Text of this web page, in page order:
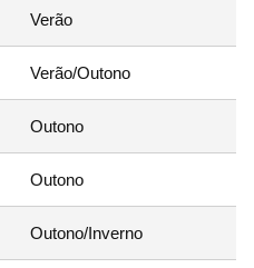
Verão
Verão/Outono
Outono
Outono
Outono/Inverno